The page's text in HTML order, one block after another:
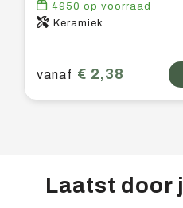
4950 op voorraad
Keramiek
vanaf € 2,38
Laatst door